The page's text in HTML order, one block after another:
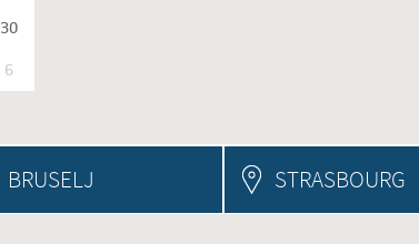
30
6
BRUSELJ STRASBOURG